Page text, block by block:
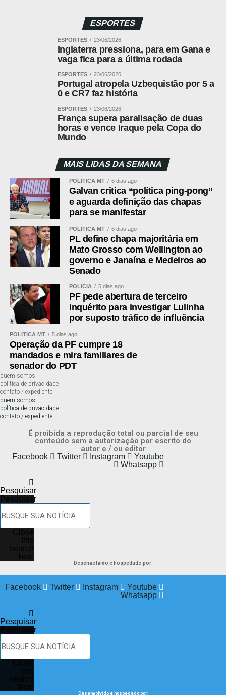
(Eze) e Bellingham (Rogers); Madueke
(Rashford), Gordon (Saka) e Kane. Tecnico:
Thomas Tuchel
Asare; Senaya (Peprah Oppong), Adjetey,
Semenyo, Inaki Williams (Fatawu) e Jordan
Ayew (Adu (Baba)). Tecnico: Carlos Queiroz
Twitter
Messenger
LinkedIn
Share
Fonte:Esportes
WhatsApp
Facebook
Twitter
Messenger
LinkedIn
Share
ESPORTES
ESPORTES 23/06/2026
Inglaterra pressiona, para em Gana e
vaga fica para a última rodada
ESPORTES 23/06/2026
Portugal atropela Uzbequistão por 5 a
0 e CR7 faz história
ESPORTES 23/06/2026
França supera paralisação de duas
horas e vence Iraque pela Copa do
Mundo
MAIS LIDAS DA SEMANA
POLÍTICA MT 6 dias ago
Galvan critica “política ping-pong”
e aguarda definição das chapas
para se manifestar
POLÍTICA MT 6 dias ago
PL define chapa majoritária em
Mato Grosso com Wellington ao
governo e Janaína e Medeiros ao
Senado
POLÍCIA 5 dias ago
PF pede abertura de terceiro
inquérito para investigar Lulinha
por suposto tráfico de influência
POLÍTICA MT 5 dias ago
Operação da PF cumpre 18
mandados e mira familiares de
senador do PDT
quem somos
política de privacidade
contato / expediente
quem somos
política de privacidade
contato / expediente
É proibida a reprodução total ou parcial de seu
conteúdo sem a autorização por escrito do
autor e / ou editor
Facebook Twitter Instagram
Youtube
Whatsapp
Pesquisar
Pesquisar
Desenvolvido e hospedado por:
Facebook Twitter Instagram
Youtube
Whatsapp
Pesquisar
Pesquisar
Desenvolvido e hospedado por: